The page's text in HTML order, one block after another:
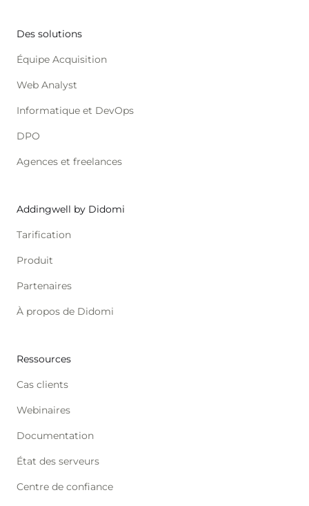
Des solutions
Équipe Acquisition
Web Analyst
Informatique et DevOps
DPO
Agences et freelances
Addingwell by Didomi
Tarification
Produit
Partenaires
À propos de Didomi
Ressources
Cas clients
Webinaires
Documentation
État des serveurs
Centre de confiance